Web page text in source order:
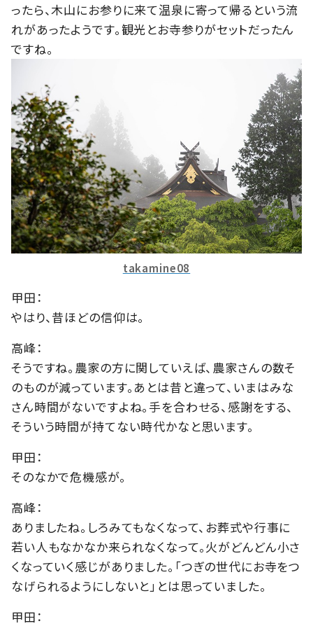
ったら、木山にお参りに来て温泉に寄って帰るという流
れがあったようです。観光とお寺参りがセットだったん
ですね。
takamine08
甲田：
やはり、昔ほどの信仰は。
高峰：
そうですね。農家の方に関していえば、農家さんの数そ
のものが減っています。あとは昔と違って、いまはみな
さん時間がないですよね。手を合わせる、感謝をする、
そういう時間が持てない時代かなと思います。
甲田：
そのなかで危機感が。
高峰：
ありましたね。しろみてもなくなって、お葬式や行事に
若い人もなかなか来られなくなって。火がどんどん小さ
くなっていく感じがありました。「つぎの世代にお寺をつ
なげられるようにしないと」とは思っていました。
甲田：